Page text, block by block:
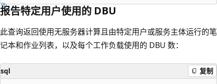
报告特定用户使用的 DBU
此查询返回使用无服务器计算且由特定用户或服务主体运行的笔
记本和作业列表，以及每个工作负载使用的 DBU 数：
sql 复制